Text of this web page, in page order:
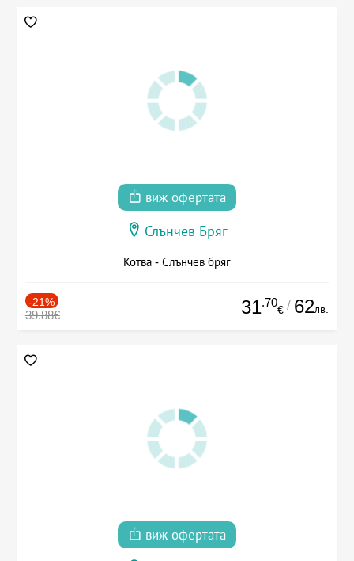
виж офертата
Слънчев Бряг
Котва - Слънчев бряг
-21%
39.88€ 31.70
€ / 62лв.
виж офертата